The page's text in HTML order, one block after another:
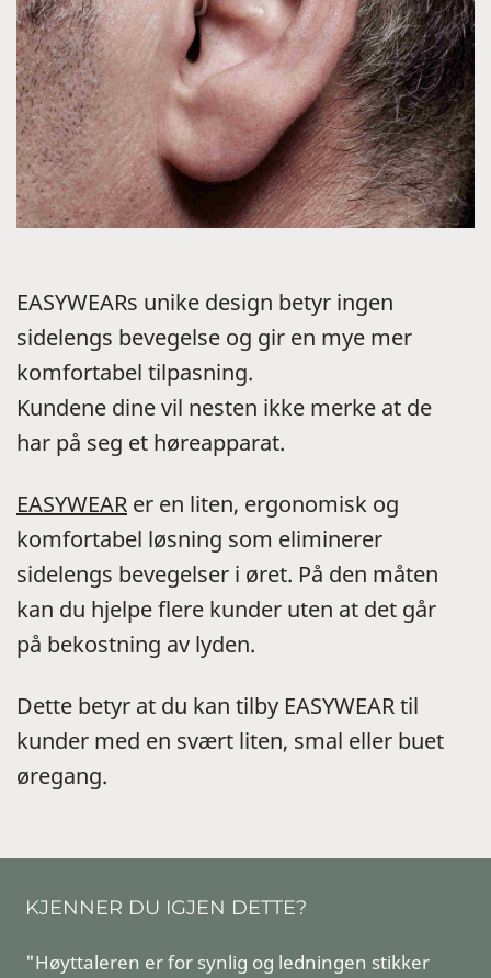
EASYWEARs unike design betyr ingen
sidelengs bevegelse og gir en mye mer
komfortabel tilpasning.
Kundene dine vil nesten ikke merke at de
har på seg et høreapparat.
EASYWEAR er en liten, ergonomisk og
komfortabel løsning som eliminerer
sidelengs bevegelser i øret. På den måten
kan du hjelpe flere kunder uten at det går
på bekostning av lyden.
Dette betyr at du kan tilby EASYWEAR til
kunder med en svært liten, smal eller buet
øregang.
KJENNER DU IGJEN DETTE?
"Høyttaleren er for synlig og ledningen stikker